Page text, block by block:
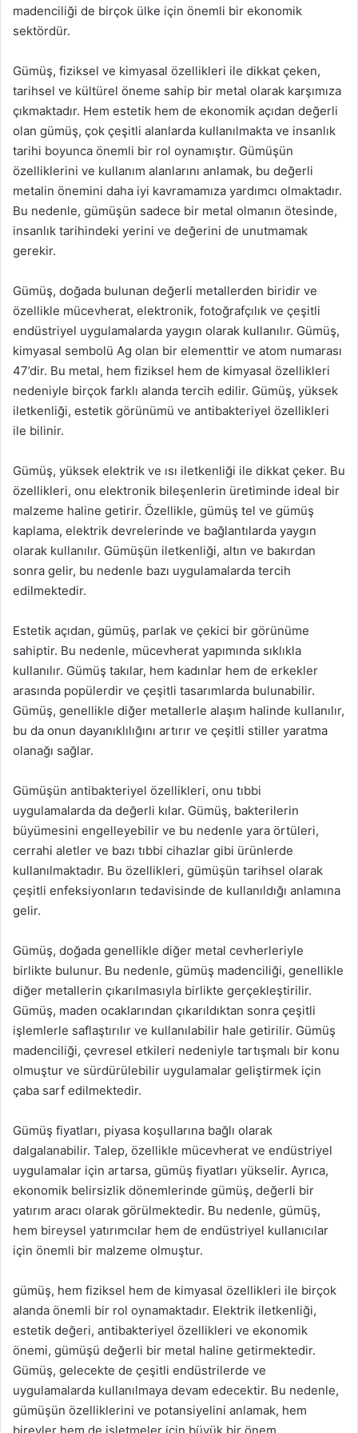
madenciliği de birçok ülke için önemli bir ekonomik
sektördür.
Gümüş, fiziksel ve kimyasal özellikleri ile dikkat çeken,
tarihsel ve kültürel öneme sahip bir metal olarak karşımıza
çıkmaktadır. Hem estetik hem de ekonomik açıdan değerli
olan gümüş, çok çeşitli alanlarda kullanılmakta ve insanlık
tarihi boyunca önemli bir rol oynamıştır. Gümüşün
özelliklerini ve kullanım alanlarını anlamak, bu değerli
metalin önemini daha iyi kavramamıza yardımcı olmaktadır.
Bu nedenle, gümüşün sadece bir metal olmanın ötesinde,
insanlık tarihindeki yerini ve değerini de unutmamak
gerekir.
Gümüş, doğada bulunan değerli metallerden biridir ve
özellikle mücevherat, elektronik, fotoğrafçılık ve çeşitli
endüstriyel uygulamalarda yaygın olarak kullanılır. Gümüş,
kimyasal sembolü Ag olan bir elementtir ve atom numarası
47’dir. Bu metal, hem fiziksel hem de kimyasal özellikleri
nedeniyle birçok farklı alanda tercih edilir. Gümüş, yüksek
iletkenliği, estetik görünümü ve antibakteriyel özellikleri
ile bilinir.
Gümüş, yüksek elektrik ve ısı iletkenliği ile dikkat çeker. Bu
özellikleri, onu elektronik bileşenlerin üretiminde ideal bir
malzeme haline getirir. Özellikle, gümüş tel ve gümüş
kaplama, elektrik devrelerinde ve bağlantılarda yaygın
olarak kullanılır. Gümüşün iletkenliği, altın ve bakırdan
sonra gelir, bu nedenle bazı uygulamalarda tercih
edilmektedir.
Estetik açıdan, gümüş, parlak ve çekici bir görünüme
sahiptir. Bu nedenle, mücevherat yapımında sıklıkla
kullanılır. Gümüş takılar, hem kadınlar hem de erkekler
arasında popülerdir ve çeşitli tasarımlarda bulunabilir.
Gümüş, genellikle diğer metallerle alaşım halinde kullanılır,
bu da onun dayanıklılığını artırır ve çeşitli stiller yaratma
olanağı sağlar.
Gümüşün antibakteriyel özellikleri, onu tıbbi
uygulamalarda da değerli kılar. Gümüş, bakterilerin
büyümesini engelleyebilir ve bu nedenle yara örtüleri,
cerrahi aletler ve bazı tıbbi cihazlar gibi ürünlerde
kullanılmaktadır. Bu özellikleri, gümüşün tarihsel olarak
çeşitli enfeksiyonların tedavisinde de kullanıldığı anlamına
gelir.
Gümüş, doğada genellikle diğer metal cevherleriyle
birlikte bulunur. Bu nedenle, gümüş madenciliği, genellikle
diğer metallerin çıkarılmasıyla birlikte gerçekleştirilir.
Gümüş, maden ocaklarından çıkarıldıktan sonra çeşitli
işlemlerle saflaştırılır ve kullanılabilir hale getirilir. Gümüş
madenciliği, çevresel etkileri nedeniyle tartışmalı bir konu
olmuştur ve sürdürülebilir uygulamalar geliştirmek için
çaba sarf edilmektedir.
Gümüş fiyatları, piyasa koşullarına bağlı olarak
dalgalanabilir. Talep, özellikle mücevherat ve endüstriyel
uygulamalar için artarsa, gümüş fiyatları yükselir. Ayrıca,
ekonomik belirsizlik dönemlerinde gümüş, değerli bir
yatırım aracı olarak görülmektedir. Bu nedenle, gümüş,
hem bireysel yatırımcılar hem de endüstriyel kullanıcılar
için önemli bir malzeme olmuştur.
gümüş, hem fiziksel hem de kimyasal özellikleri ile birçok
alanda önemli bir rol oynamaktadır. Elektrik iletkenliği,
estetik değeri, antibakteriyel özellikleri ve ekonomik
önemi, gümüşü değerli bir metal haline getirmektedir.
Gümüş, gelecekte de çeşitli endüstrilerde ve
uygulamalarda kullanılmaya devam edecektir. Bu nedenle,
gümüşün özelliklerini ve potansiyelini anlamak, hem